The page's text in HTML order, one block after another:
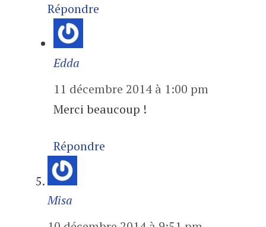
Répondre
Edda
11 décembre 2014 à 1:00 pm
Merci beaucoup !
Répondre
Misa